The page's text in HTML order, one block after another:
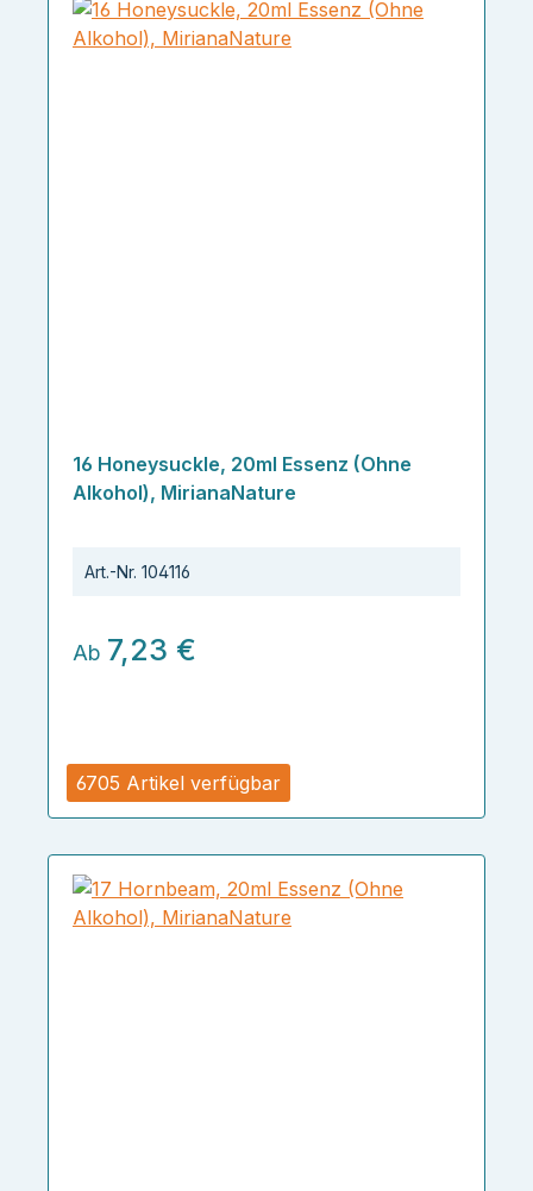
6705 Artikel verfügbar
16 Honeysuckle, 20ml Essenz (Ohne
Alkohol), MirianaNature
Art.-Nr. 104116
Ab 7,23 €